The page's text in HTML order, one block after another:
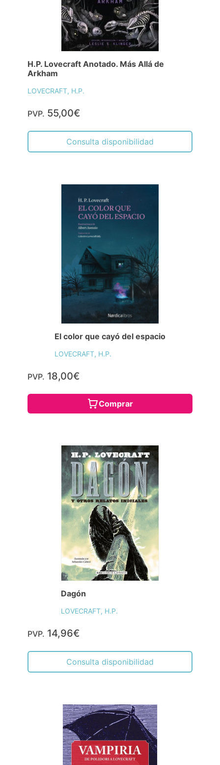
H.P. Lovecraft Anotado. Más Allá de
Arkham
LOVECRAFT, H.P.
PVP. 55,00€
Consulta disponibilidad
El color que cayó del espacio
LOVECRAFT, H.P.
PVP. 18,00€
Comprar
Dagón
LOVECRAFT, H.P.
PVP. 14,96€
Consulta disponibilidad